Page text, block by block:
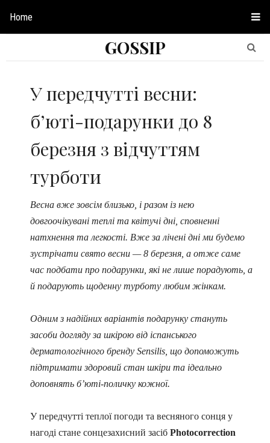
Home
GOSSIP
У передчутті весни:
б’юті-подарунки до 8
березня з відчуттям
турботи
Весна вже зовсім близько, і разом із нею
довгоочікувані теплі та квітучі дні, сповненні
натхнення та легкості. Вже за лічені дні ми будемо
зустрічати свято весни — 8 березня, а отже саме
час подбати про подарунки, які не лише порадують, а
й подарують щоденну турботу любим жінкам.
Одним з надійних варіантів подарунку стануть
засоби догляду за шкірою від іспанського
дерматологічного бренду Sensilis, що допоможуть
підтримати здоровий стан шкіри та ідеально
доповнять б’юті-поличку кожної.
У передчутті теплої погоди та весняного сонця у
нагоді стане сонцезахисний засіб Photocorrection